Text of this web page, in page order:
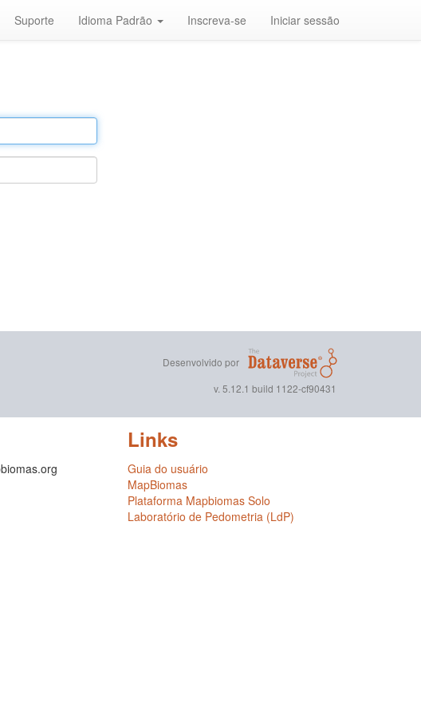
Suporte Idioma Padrão Inscreva-se Iniciar sessão
Desenvolvido por
v. 5.12.1 build 1122-cf90431
Links
Guia do usuário
MapBiomas
Plataforma Mapbiomas Solo
Laboratório de Pedometria (LdP)